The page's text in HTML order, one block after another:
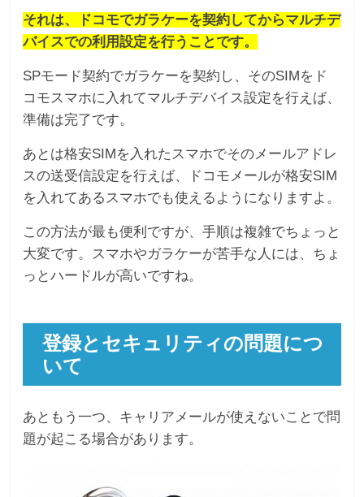
それは、ドコモでガラケーを契約してからマルチデ
バイスでの利用設定を行うことです。
SPモード契約でガラケーを契約し、そのSIMをド
コモスマホに入れてマルチデバイス設定を行えば、
準備は完了です。
あとは格安SIMを入れたスマホでそのメールアドレ
スの送受信設定を行えば、ドコモメールが格安SIM
を入れてあるスマホでも使えるようになりますよ。
この方法が最も便利ですが、手順は複雑でちょっと
大変です。スマホやガラケーが苦手な人には、ちょ
っとハードルが高いですね。
登録とセキュリティの問題につ
いて
あともう一つ、キャリアメールが使えないことで問
題が起こる場合があります。